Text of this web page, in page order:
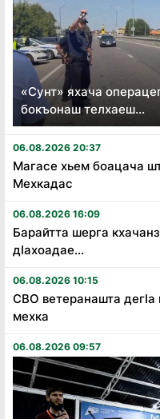
«Сунт» яхача
бокъонаш телхаеш...
06.08.2026 20:37
Магасе хьем боацача
Мехкадас
06.08.2026 16:09
Барайтта шерга
дӏахоадае...
06.08.2026 10:15
СВО ветеранашта дегӏа
мехка
06.08.2026 09:57